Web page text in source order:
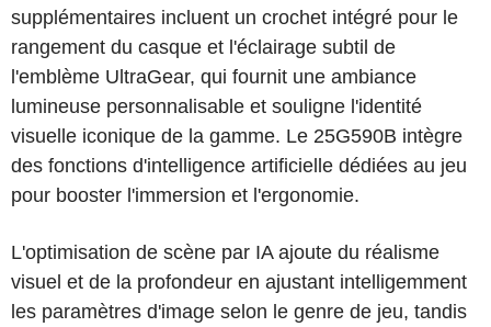
supplémentaires incluent un crochet intégré pour le
rangement du casque et l'éclairage subtil de
l'emblème UltraGear, qui fournit une ambiance
lumineuse personnalisable et souligne l'identité
visuelle iconique de la gamme. Le 25G590B intègre
des fonctions d'intelligence artificielle dédiées au jeu
pour booster l'immersion et l'ergonomie.
L'optimisation de scène par IA ajoute du réalisme
visuel et de la profondeur en ajustant intelligemment
les paramètres d'image selon le genre de jeu, tandis